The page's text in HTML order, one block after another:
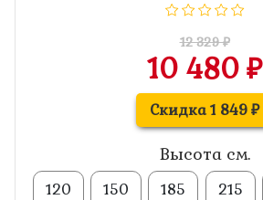
12 329 ₽
10 480 ₽
Скидка 1 849 ₽
Высота см.
120 150 185 215